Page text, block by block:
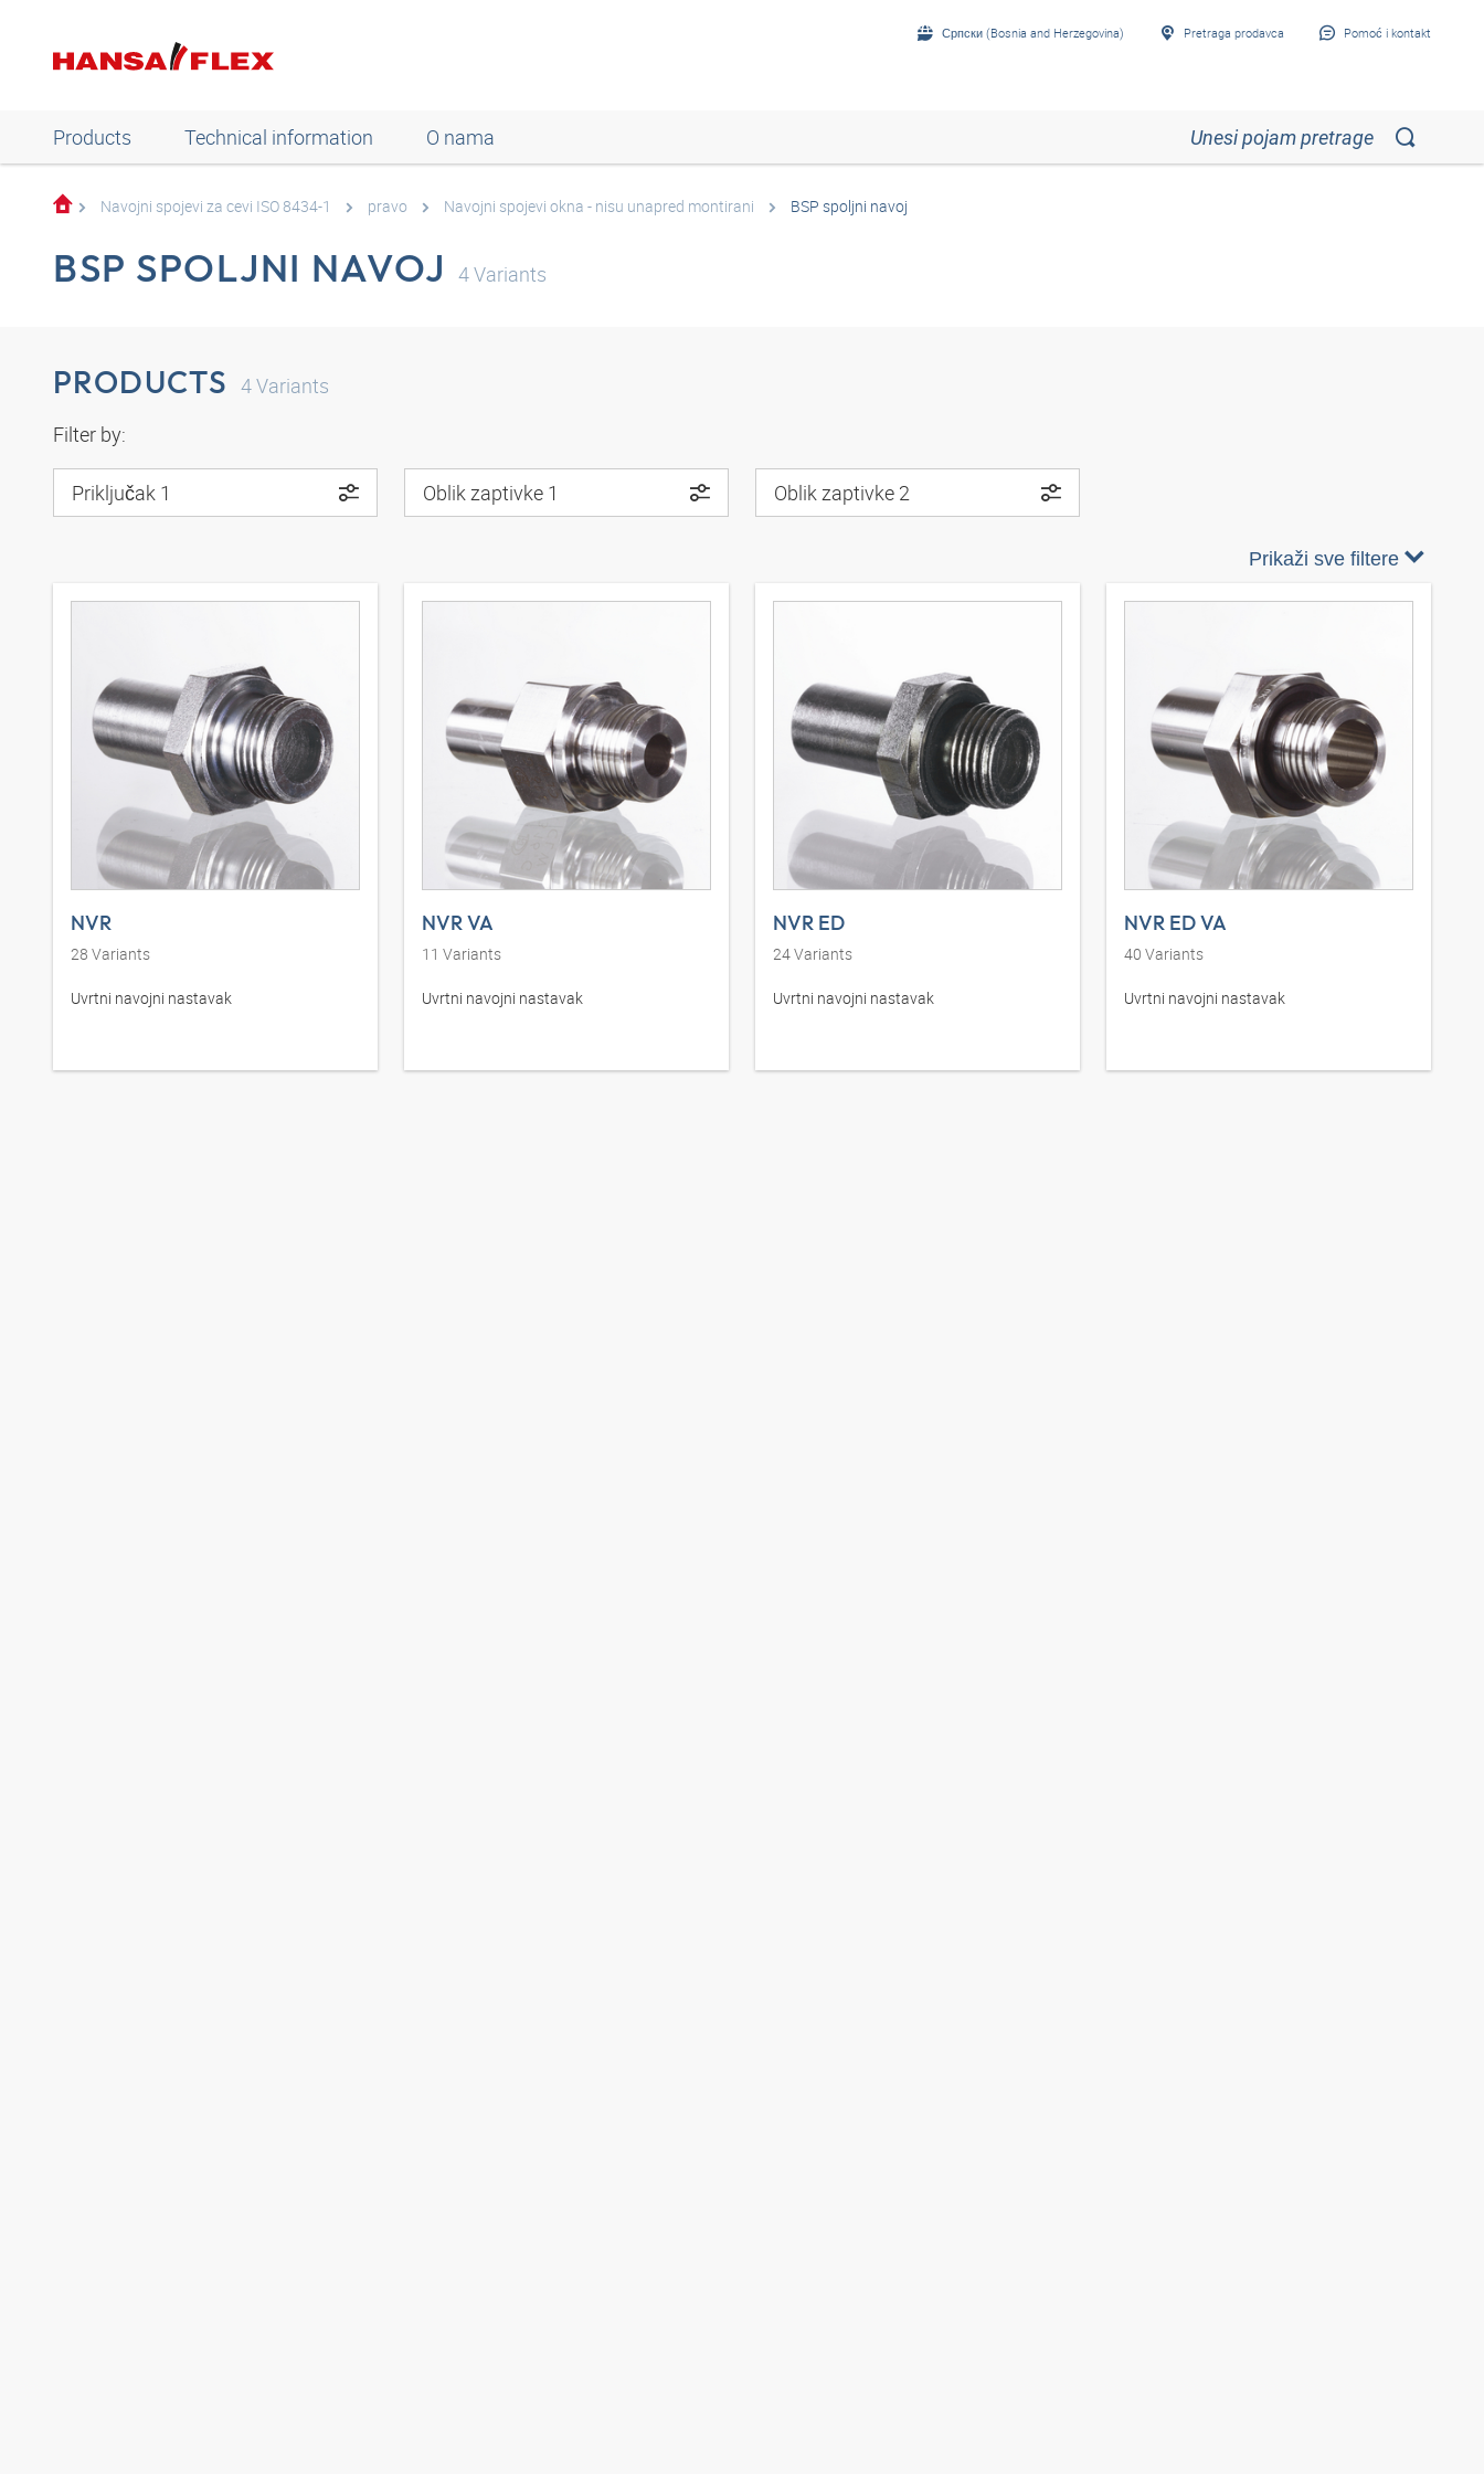
Српски (Bosnia and Herzegovina) Pretraga prodavca Pomoć i kontakt
Products Technical information O nama
Navojni spojevi za cevi ISO 8434-1 pravo Navojni spojevi okna - nisu unapred montirani BSP spoljni navoj
BSP SPOLJNI NAVOJ 4Variants
PRODUCTS 4Variants
Filter by:
Priključak 1 Oblik zaptivke 1 Oblik zaptivke 2
Prikaži sve filtere
NVR
28 Variants
Uvrtni navojni nastavak
NVR VA
11 Variants
Uvrtni navojni nastavak
NVR ED
24Variants
Uvrtni navojni nastavak
NVR ED VA
40 Variants
Uvrtni navojni nastavak